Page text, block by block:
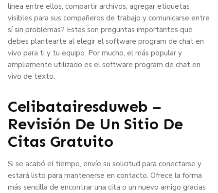
línea entre ellos, compartir archivos, agregar etiquetas
visibles para sus compañeros de trabajo y comunicarse entre
sí sin problemas? Estas son preguntas importantes que
debes plantearte al elegir el software program de chat en
vivo para ti y tu equipo. Por mucho, el más popular y
ampliamente utilizado es el software program de chat en
vivo de texto.
Celibatairesduweb –
Revisión De Un Sitio De
Citas Gratuito
Si se acabó el tiempo, envíe su solicitud para conectarse y
estará listo para mantenerse en contacto. Ofrece la forma
más sencilla de encontrar una cita o un nuevo amigo gracias